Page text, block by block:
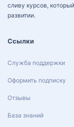
сливу курсов,
развитии.
Ссылки
Служба поддержки
Оформить подписку
Отзывы
База знаний